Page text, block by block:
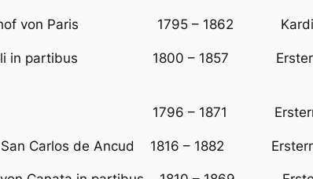
von Paris 1795 – 1862 Kardinal;
in partibus 1800 – 1857
1796 – 1871
San Carlos de Ancud 1816 – 1882